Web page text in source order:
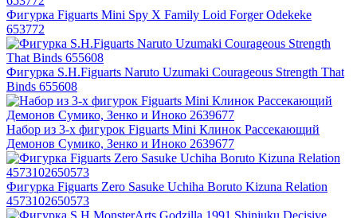
Фигурка Figuarts Mini Spy X Family Loid Forger Odekeke
653772
Фигурка S.H.Figuarts Naruto Uzumaki Courageous Strength That
Binds 655608
Набор из 3-х фигурок Figuarts Mini Клинок Рассекающий
Демонов Сумико, Зенко и Иноко 2639677
Фигурка Figuarts Zero Sasuke Uchiha Boruto Kizuna Relation
4573102650573